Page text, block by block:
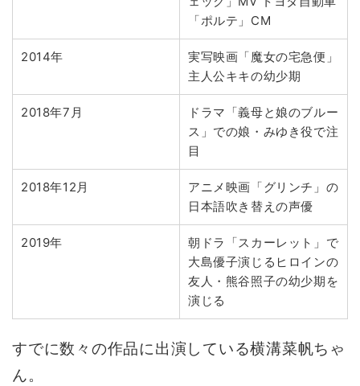
「ポルテ」CM
2014年
実写映画「魔女の宅急便」
主人公キキの幼少期
2018年7月
ドラマ「義母と娘のブルー
ス」での娘・みゆき役で注
目
2018年12月
アニメ映画「グリンチ」の
日本語吹き替えの声優
2019年
朝ドラ「スカーレット」で
大島優子演じるヒロインの
友人・熊谷照子の幼少期を
演じる
すでに数々の作品に出演している横溝菜帆ちゃ
ん。